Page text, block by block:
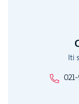
nu raspunde pentru
care aceste este
Iti
021-